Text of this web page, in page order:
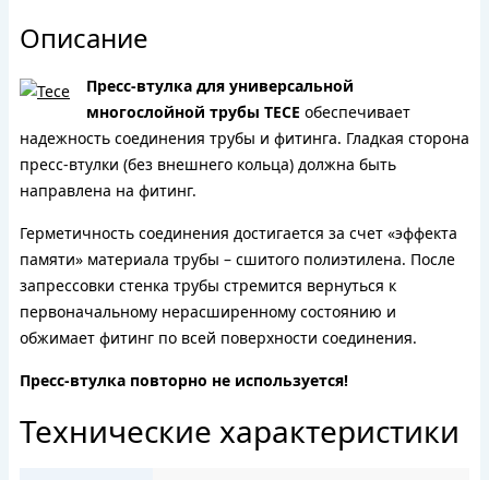
Описание
Пресс-втулка для универсальной
многослойной трубы TECE обеспечивает
надежность соединения трубы и фитинга. Гладкая сторона
пресс-втулки (без внешнего кольца) должна быть
направлена на фитинг.
Герметичность соединения достигается за счет «эффекта
памяти» материала трубы – сшитого полиэтилена. После
запрессовки стенка трубы стремится вернуться к
первоначальному нерасширенному состоянию и
обжимает фитинг по всей поверхности соединения.
Пресс-втулка повторно не используется!
Технические характеристики